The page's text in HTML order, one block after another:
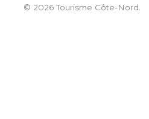
© 2026 Tourisme Côte-Nord.